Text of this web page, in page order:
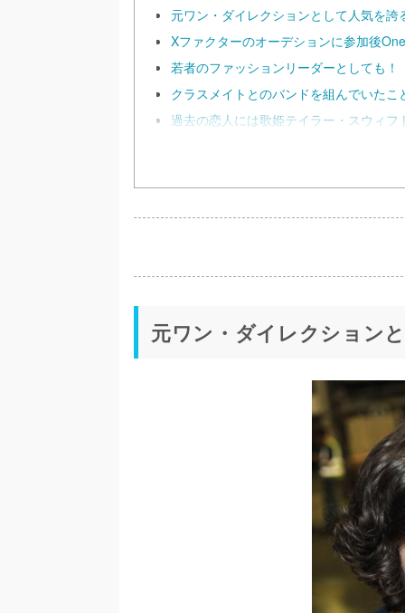
元ワン・ダイレクションとして人気を誇
Xファクターのオーデションに参加後
若者のファッションリーダーとしても！
クラスメイトとのバンドを組んでいた
過去の恋人には歌姫テイラー・スウィフ
元ワン・ダイレクション